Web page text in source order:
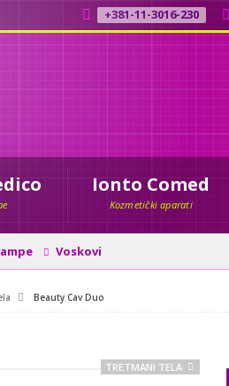
+381-11-3016-230
Ionto Comed
Kozmetički aparati
Voskovi
Beauty Cav Duo
TRETMANI TELA